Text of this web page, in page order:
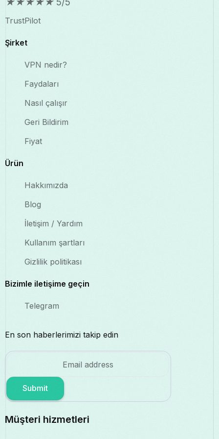
★★★★★ 5/5
TrustPilot
Şirket
VPN nedir?
Faydaları
Nasıl çalışır
Geri Bildirim
Fiyat
Ürün
Hakkımızda
Blog
İletişim / Yardım
Kullanım şartları
Gizlilik politikası
Bizimle iletişime geçin
Telegram
En son haberlerimizi takip edin
Submit
Müşteri hizmetleri